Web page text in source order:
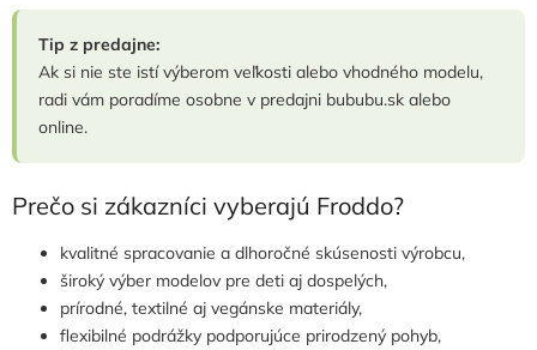
Tip z predajne:
Ak si nie ste istí výberom veľkosti alebo vhodného modelu,
radi vám poradíme osobne v predajni bububu.sk alebo
online.
Prečo si zákazníci vyberajú Froddo?
kvalitné spracovanie a dlhoročné skúsenosti výrobcu,
široký výber modelov pre deti aj dospelých,
prírodné, textilné aj vegánske materiály,
flexibilné podrážky podporujúce prirodzený pohyb,